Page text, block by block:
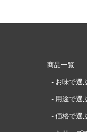
商品一覧
お味で選
用途で選
価格で選